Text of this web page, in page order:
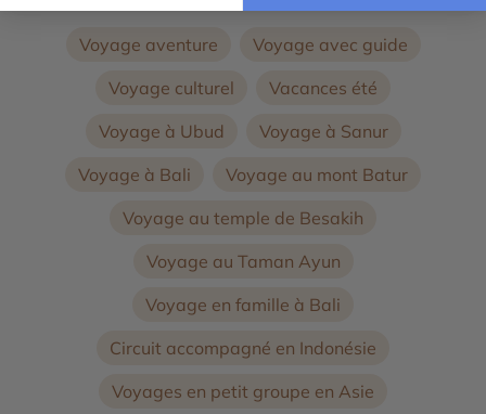
Voyage aventure
Voyage avec guide
Voyage culturel
Vacances été
Voyage à Ubud
Voyage à Sanur
Voyage à Bali
Voyage au mont Batur
Voyage au temple de Besakih
Voyage au Taman Ayun
Voyage en famille à Bali
Circuit accompagné en Indonésie
Voyages en petit groupe en Asie